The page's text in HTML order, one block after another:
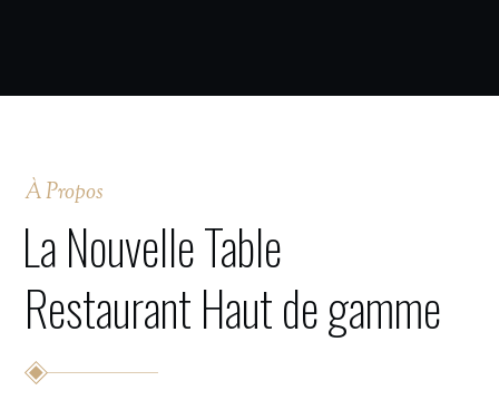
À Propos
La Nouvelle Table
Restaurant Haut de gamme